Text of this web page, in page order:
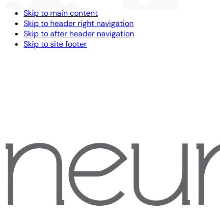
Skip to main content
Skip to header right navigation
Skip to after header navigation
Skip to site footer